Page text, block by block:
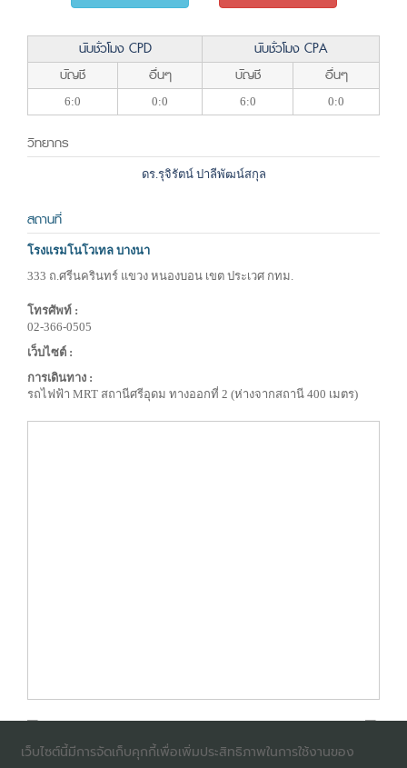
นับชั่วโมง CPD
นับชั่วโมง CPA
บัญชี
อื่นๆ บัญชี อื่นๆ
6:0 0:0 6:0 0:0
วิทยากร
ดร.รุจิรัตน์ ปาลีพัฒน์สกุล
สถานที่
โรงแรมโนโวเทล บางนา
333 ถ.ศรีนครินทร์ แขวง หนองบอน เขต ประเวศ กทม.
โทรศัพท์ :
02-366-0505
เว็บไซต์ :
การเดินทาง :
รถไฟฟ้า MRT สถานีศรีอุดม ทางออกที่ 2 (ห่างจากสถานี 400 เมตร)
เว็บไซต์นี้มีการจัดเก็บคุกกี้เพื่อเพิ่มประสิทธิภาพในการใช้งานของ